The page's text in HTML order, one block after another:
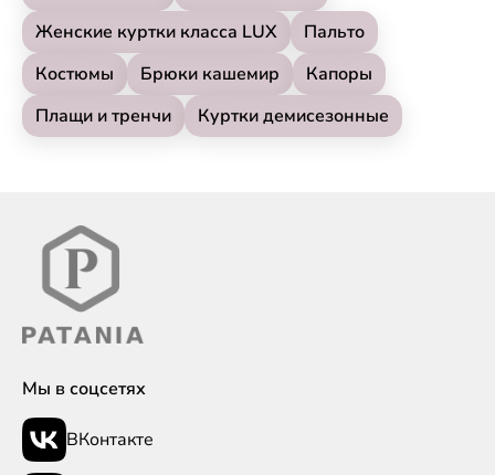
Женские куртки класса LUX
Пальто
Костюмы
Брюки кашемир
Капоры
Плащи и тренчи
Куртки демисезонные
Мы в соцсетях
ВКонтакте